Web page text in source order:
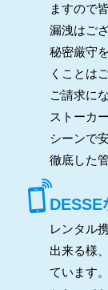
ますので
漏洩はご
秘密厳守
くことは
ご請求に
ストーカ
シーンで
徹底した
レンタル
出来る様
ています